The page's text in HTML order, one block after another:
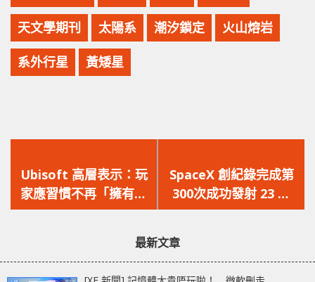
天文學期刊 太陽系 潮汐鎖定 火山熔岩
系外行星 黃矮星
一
篇
文
Ubisoft 高層表示：玩
家應習慣不再「擁有」
電子遊戲的時代！
一
篇
文
SpaceX 創紀錄完成第
300次成功發射 23 顆
Starlink 衛星升空！
最新文章